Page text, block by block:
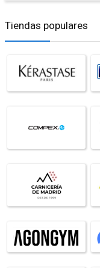
Tiendas populares